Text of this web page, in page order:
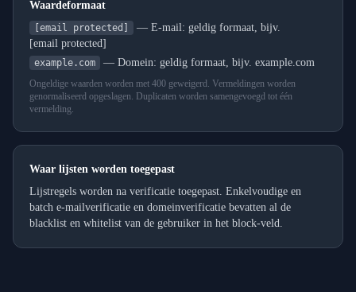
Waardeformaat
[email protected] — E-mail: geldig formaat, bijv.
[email protected]
example.com — Domein: geldig formaat, bijv. example.com
Ongeldige waarden worden met 400 geweigerd. Vermeldingen worden
genormaliseerd opgeslagen. Duplicaten worden samengevoegd tot één
vermelding.
Waar lijsten worden toegepast
Lijstregels worden na verificatie toegepast. Enkelvoudige en
batch e-mailverificatie en domeinverificatie bevatten al de
blacklist en whitelist van de gebruiker in het block-veld.